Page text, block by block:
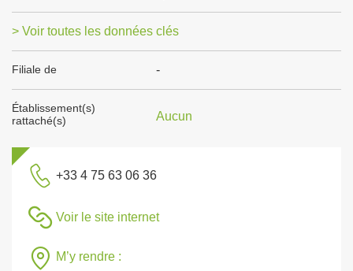
> Voir toutes les données clés
Filiale de -
Établissement(s)
rattaché(s)
Aucun
+33 4 75 63 06 36
Voir le site internet
M’y rendre :